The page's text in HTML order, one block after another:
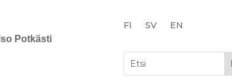
Iso Potkästi
FI SV EN